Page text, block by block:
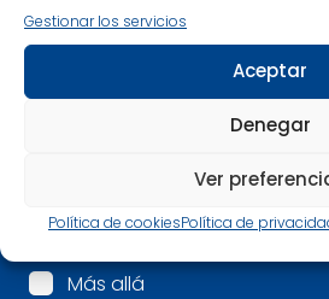
Gestionar los servicios
Aceptar
Denegar
Ver
Política de cookiesPolítica de
Correo electrónico
Psicología
Más allá